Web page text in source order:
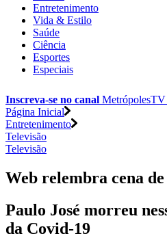
Entretenimento
Vida & Estilo
Saúde
Ciência
Esportes
Especiais
Inscreva-se no canal
Página Inicial
Entretenimento
Televisão
Televisão
Web relembra cena
Paulo José morreu
da Covid-19